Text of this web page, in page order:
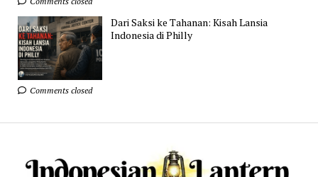
Dari Saksi ke Tahanan: Kisah Lansia
Indonesia di Philly
Comments closed